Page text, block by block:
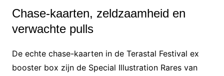
Chase-kaarten, zeldzaamheid en
verwachte pulls
De echte chase-kaarten in de Terastal Festival ex
booster box zijn de Special Illustration Rares van